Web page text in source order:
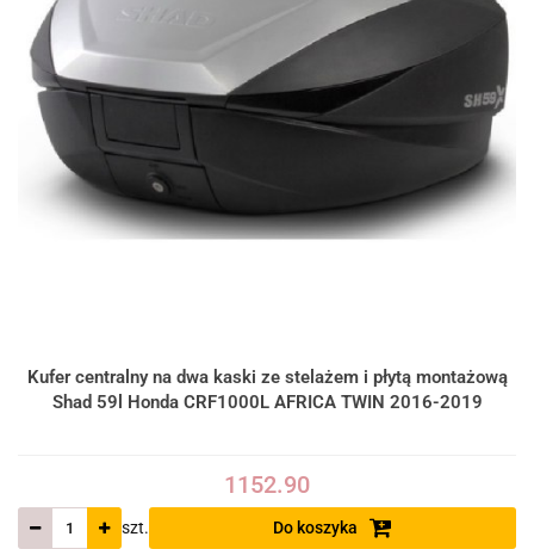
Kufer centralny na dwa kaski ze stelażem i płytą montażową
Shad 59l Honda CRF1000L AFRICA TWIN 2016-2019
1152.90
szt. Do koszyka